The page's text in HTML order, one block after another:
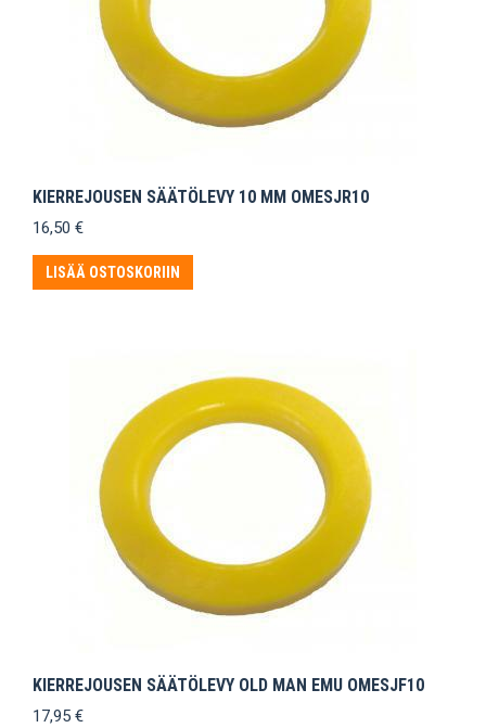
KIERREJOUSEN SÄÄTÖLEVY 10 MM OMESJR10
16,50 €
LISÄÄ OSTOSKORIIN
KIERREJOUSEN SÄÄTÖLEVY OLD MAN EMU OMESJF10
17,95 €